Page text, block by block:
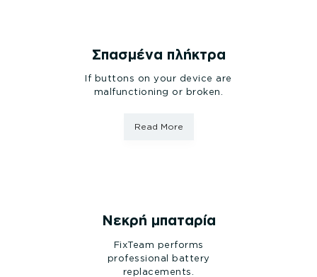
Σπασμένα πλήκτρα
If buttons on your device are
malfunctioning or broken.
Read More
Νεκρή μπαταρία
FixTeam performs
professional battery
replacements.